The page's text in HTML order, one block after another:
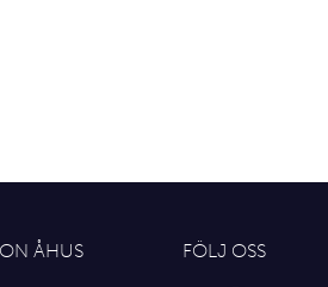
ÅHUS FÖLJ OSS